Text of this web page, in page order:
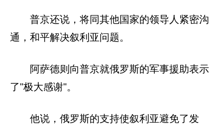
普京还说，将同其他国家的领导人紧密沟
通，和平解决叙利亚问题。
阿萨德则向普京就俄罗斯的军事援助表示
了"极大感谢"。
他说，俄罗斯的支持使叙利亚避免了发